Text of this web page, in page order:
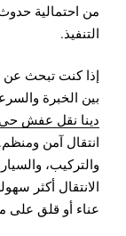
من احتمالية
التنفيذ.
إذا كنت تبحث عن
بين الخبرة
دينا نقل عفش حي
انتقال آمن
والتركيب،
الانتقال أكثر
عناء أو قلق على